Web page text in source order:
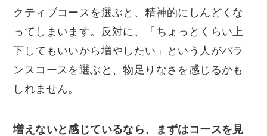
クティブコースを選ぶと、精神的にしんどくな
ってしまいます。反対に、「ちょっとくらい上
下してもいいから増やしたい」という人がバラ
ンスコースを選ぶと、物足りなさを感じるかも
しれません。
増えないと感じているなら、まずはコースを見